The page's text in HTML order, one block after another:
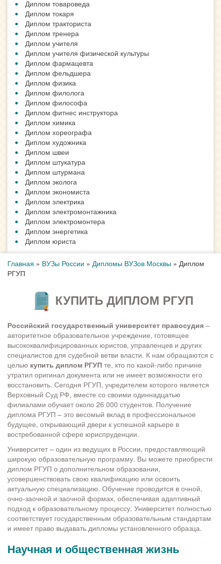
Диплом товароведа
Диплом токаря
Диплом тракториста
Диплом тренера
Диплом учителя
Диплом учителя физической культуры
Диплом фармацевта
Диплом фельдшера
Диплом физика
Диплом филолога
Диплом философа
Диплом фитнес инструктора
Диплом химика
Диплом хореографа
Диплом художника
Диплом швеи
Диплом штукатура
Диплом штурмана
Диплом эколога
Диплом экономиста
Диплом электрика
Диплом электромонтажника
Диплом электромонтера
Диплом энергетика
Диплом юриста
Главная » ВУЗы России » Дипломы ВУЗов Москвы » Диплом
РГУП
КУПИТЬ ДИПЛОМ РГУП
Российский государственный университет правосудия –
авторитетное образовательное учреждение, готовящее
высококвалифицированных юристов, управленцев и других
специалистов для судебной ветви власти. К нам обращаются с
целью купить диплом РГУП те, кто по какой-либо причине
утратил оригинал документа или не имеет возможности его
восстановить. Сегодня РГУП, учредителем которого является
Верховный Суд РФ, вместе со своими одиннадцатью
филиалами обучает около 26 000 студентов. Получение
диплома РГУП – это весомый вклад в профессиональное
будущее, открывающий двери к успешной карьере в
востребованной сфере юриспруденции.
Университет – один из ведущих в России, предоставляющий
широкую образовательную программу. Вы можете приобрести
диплом РГУП о дополнительном образовании,
усовершенствовать свою квалификацию или освоить
актуальную специализацию. Обучение проводится в очной,
очно-заочной и заочной формах, обеспечивая адаптивный
подход к образовательному процессу. Университет полностью
соответствует государственным образовательным стандартам
и имеет право выдавать дипломы установленного образца.
Научная и общественная жизнь